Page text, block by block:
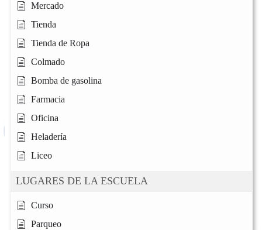
Mercado
Tienda
Tienda de Ropa
Colmado
Bomba de gasolina
Farmacia
Oficina
Heladería
Liceo
LUGARES DE LA ESCUELA
Curso
Parqueo